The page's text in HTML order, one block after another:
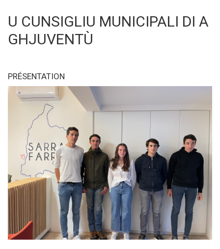
U CUNSIGLIU MUNICIPALI DI A
GHJUVENTÙ
PRÉSENTATION